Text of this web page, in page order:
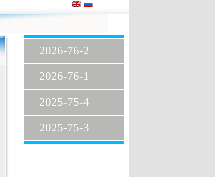
2026-76-2
2026-76-1
2025-75-4
2025-75-3